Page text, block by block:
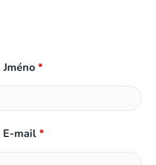
Jméno *
E-mail *